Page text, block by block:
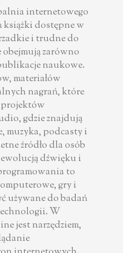
internetowego
książki dostępne w
i trudne do
zarówno
naukowe.
materiałów
nagrań, które
projektów
gdzie znajdują
muzyka, podcasty i
źródło dla osób
ewolucją dźwięku i
to
gry i
używane do badań
W
jest narzędziem,